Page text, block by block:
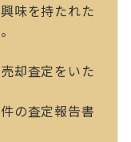
味を持たれた
却査定をいた
の査定報告書